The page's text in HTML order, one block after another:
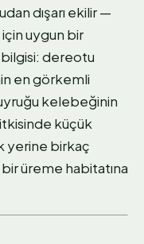
dışarı ekilir —
için uygun bir
dereotu
en görkemli
kelebeğinin
küçük
yerine birkaç
üreme habitatına